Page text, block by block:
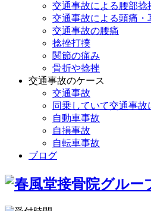
交通事故による腰部捻
交通事故による頭痛・
交通事故の腰痛
捻挫打撲
関節の痛み
骨折や捻挫
交通事故のケース
交通事故
同乗していて交通事
自動車事故
自損事故
自転車事故
ブログ